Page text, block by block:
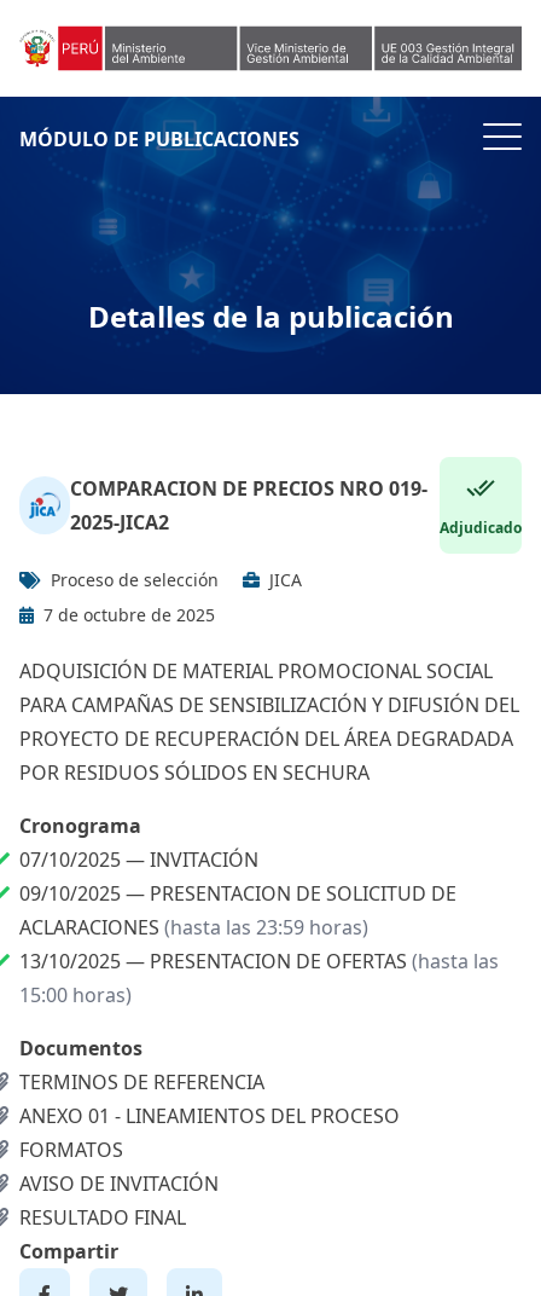
MÓDULO DE PUBLICACIONES
Detalles de la publicación
COMPARACION DE PRECIOS NRO 019-
2025-JICA2
Adjudicado
Proceso de selección
JICA
7 de octubre de 2025
ADQUISICIÓN DE MATERIAL PROMOCIONAL SOCIAL
PARA CAMPAÑAS DE SENSIBILIZACIÓN Y DIFUSIÓN DEL
PROYECTO DE RECUPERACIÓN DEL ÁREA DEGRADADA
POR RESIDUOS SÓLIDOS EN SECHURA
Cronograma
07/10/2025 —INVITACIÓN
09/10/2025 — PRESENTACION DE SOLICITUD DE
ACLARACIONES (hasta las 23:59 horas)
13/10/2025 — PRESENTACION DE OFERTAS (hasta las
15:00 horas)
Documentos
TERMINOS DE REFERENCIA
ANEXO 01 - LINEAMIENTOS DEL PROCESO
FORMATOS
AVISO DE INVITACIÓN
RESULTADO FINAL
Compartir